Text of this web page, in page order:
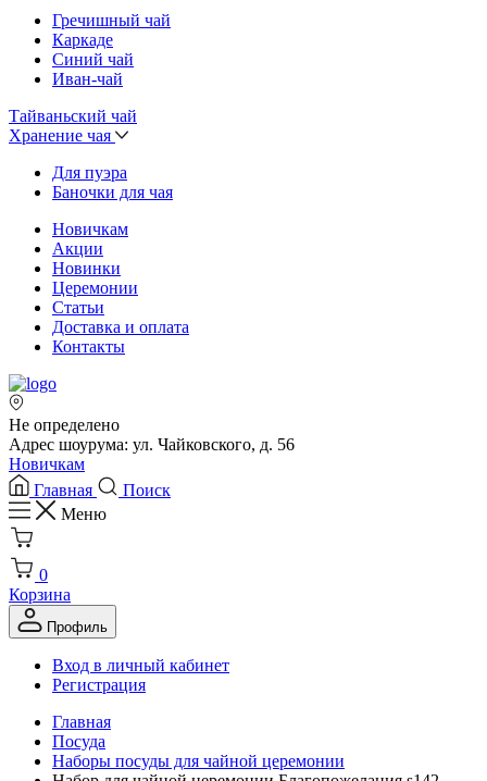
Гречишный чай
Каркаде
Синий чай
Иван-чай
Тайваньский чай
Хранение чая
Для пуэра
Баночки для чая
Новичкам
Акции
Новинки
Церемонии
Статьи
Доставка и оплата
Контакты
Не определено
Адрес шоурума: ул. Чайковского, д. 56
Новичкам
Главная
Поиск
Меню
0
Корзина
Профиль
Вход в личный кабинет
Регистрация
Главная
Посуда
Наборы посуды для чайной церемонии